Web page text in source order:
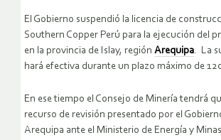
El Gobierno suspendió la licencia de
Southern Copper Perú para la ejecución del
en la provincia de Islay, región Arequipa. La
hará efectiva durante un plazo máximo de
En ese tiempo el Consejo de Minería tendrá
recurso de revisión presentado por el
Arequipa ante el Ministerio de Energía y